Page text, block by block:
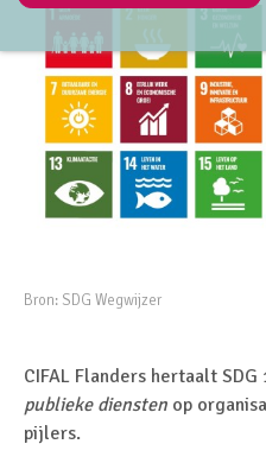
Bron: SDG Wegwijzer
CIFAL Flanders hertaalt SDG
publieke diensten op
pijlers.